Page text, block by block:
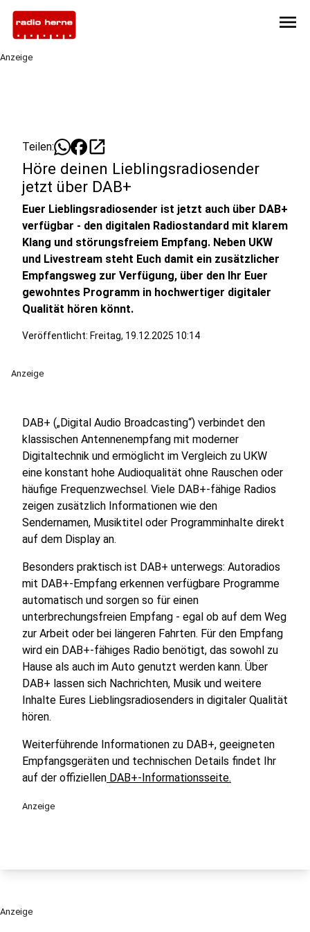
menu
Anzeige
Teilen: open_in_new
Höre deinen Lieblingsradiosender
jetzt über DAB+
Euer Lieblingsradiosender ist jetzt auch über DAB+
verfügbar - den digitalen Radiostandard mit klarem
Klang und störungsfreiem Empfang. Neben UKW
und Livestream steht Euch damit ein zusätzlicher
Empfangsweg zur Verfügung, über den Ihr Euer
gewohntes Programm in hochwertiger digitaler
Qualität hören könnt.
Veröffentlicht: Freitag, 19.12.2025 10:14
Anzeige
DAB+ („Digital Audio Broadcasting“) verbindet den
klassischen Antennenempfang mit moderner
Digitaltechnik und ermöglicht im Vergleich zu UKW
eine konstant hohe Audioqualität ohne Rauschen oder
häufige Frequenzwechsel. Viele DAB+-fähige Radios
zeigen zusätzlich Informationen wie den
Sendernamen, Musiktitel oder Programminhalte direkt
auf dem Display an.
Besonders praktisch ist DAB+ unterwegs: Autoradios
mit DAB+-Empfang erkennen verfügbare Programme
automatisch und sorgen so für einen
unterbrechungsfreien Empfang - egal ob auf dem Weg
zur Arbeit oder bei längeren Fahrten. Für den Empfang
wird ein DAB+-fähiges Radio benötigt, das sowohl zu
Hause als auch im Auto genutzt werden kann. Über
DAB+ lassen sich Nachrichten, Musik und weitere
Inhalte Eures Lieblingsradiosenders in digitaler Qualität
hören.
Weiterführende Informationen zu DAB+, geeigneten
Empfangsgeräten und technischen Details findet Ihr
auf der offiziellen DAB+-Informationsseite.
Anzeige
Anzeige